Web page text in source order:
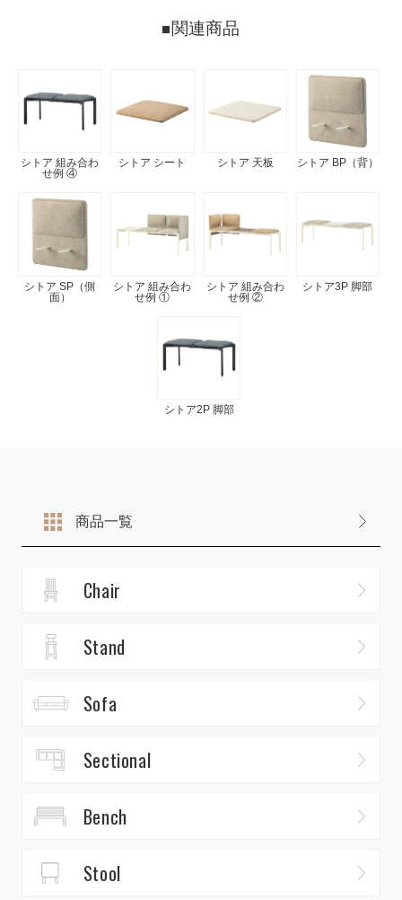
関連商品
シトア 組み合わ
せ例 ④
シトア シート シトア 天板 シトア BP（背）
シトア SP（側
面）
シトア 組み合わ
せ例 ①
シトア 組み合わ
せ例 ②
シトア3P 脚部
シトア2P 脚部
商品一覧
Chair
Stand
Sofa
Sectional
Bench
Stool